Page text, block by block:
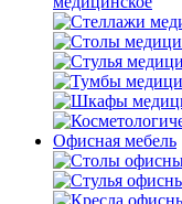
Офисная мебель